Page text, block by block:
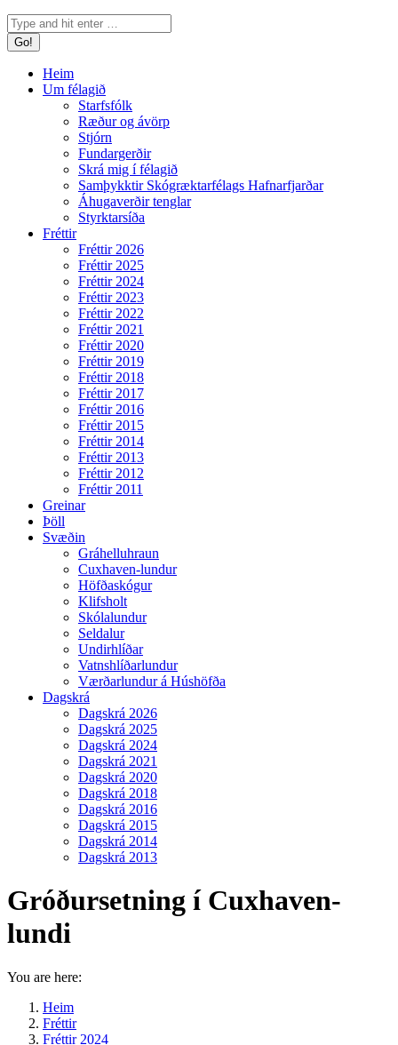
Search:
Heim
Um félagið
Starfsfólk
Ræður og ávörp
Stjórn
Fundargerðir
Skrá mig í félagið
Samþykktir Skógræktarfélags Hafnarfjarðar
Áhugaverðir tenglar
Styrktarsíða
Fréttir
Fréttir 2026
Fréttir 2025
Fréttir 2024
Fréttir 2023
Fréttir 2022
Fréttir 2021
Fréttir 2020
Fréttir 2019
Fréttir 2018
Fréttir 2017
Fréttir 2016
Fréttir 2015
Fréttir 2014
Fréttir 2013
Fréttir 2012
Fréttir 2011
Greinar
Þöll
Svæðin
Gráhelluhraun
Cuxhaven-lundur
Höfðaskógur
Klifsholt
Skólalundur
Seldalur
Undirhlíðar
Vatnshlíðarlundur
Værðarlundur á Húshöfða
Dagskrá
Dagskrá 2026
Dagskrá 2025
Dagskrá 2024
Dagskrá 2021
Dagskrá 2020
Dagskrá 2018
Dagskrá 2016
Dagskrá 2015
Dagskrá 2014
Dagskrá 2013
Gróðursetning í Cuxhaven-
lundi
You are here:
Heim
Fréttir
Fréttir 2024